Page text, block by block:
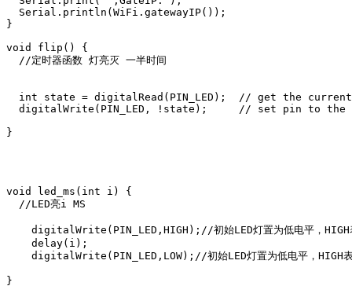
  Serial.println(WiFi.gatewayIP());
}
void flip() {
  //定时器函数 灯亮灭 一半时间
int state = digitalRead(PIN_LED);  // get the
digitalWrite(PIN_LED, !state);     // set pin to the
}
void led_ms(int i) {
  //LED亮i MS
digitalWrite(PIN_LED,HIGH);//初始LED灯置为低电平，
    delay(i);
digitalWrite(PIN_LED,LOW);//初始LED灯置为低电平，HIGH
}